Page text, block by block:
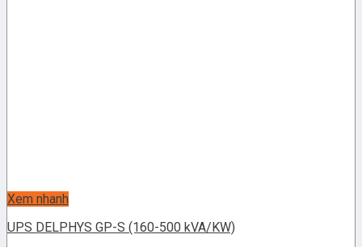
Xem nhanh
UPS DELPHYS GP-S (160-500 kVA/KW)